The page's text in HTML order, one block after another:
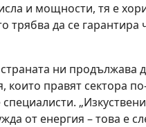
и мощности, тя е
трябва да се гарантира
ни продължава
които правят сектора
от енергия – това е